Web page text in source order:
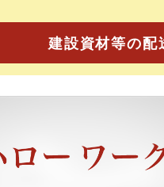
建設資材等の